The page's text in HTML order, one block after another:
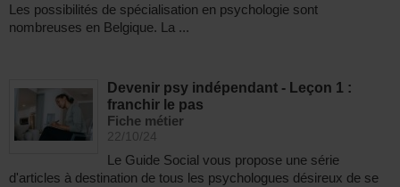
Les possibilités de spécialisation en psychologie sont
nombreuses en Belgique. La ...
Devenir psy indépendant - Leçon 1 :
franchir le pas
Fiche métier
22/10/24
Le Guide Social vous propose une série
d'articles à destination de tous les psychologues désireux de se